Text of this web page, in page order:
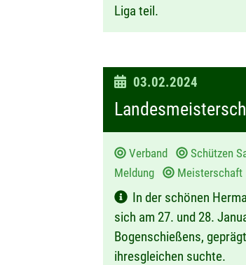
Liga teil.
D
t
m
:
03.02.2024
Verband Schützen
Meldung
Meisterschaft
In der schönen
sich am 27. und 28.
Bogenschießens,
ihresgleichen suchte.